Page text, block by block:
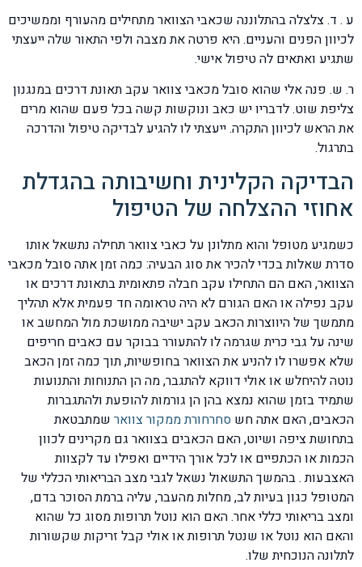
ע . ד. צלצלה בהתלוננה שכאבי הצוואר מתחילים מהעורף וממשיכים
לכיוון הפנים והעניים. היא פרטה את מצבה ולפי התאור שלה ייעצתי
שתגיע ואתאים לה טיפול אישי.
ר. ש. פנה אלי שהוא סובל מכאבי צוואר עקב תאונת דרכים במנגנון
צליפת שוט. לדבריו יש כאב ונוקשות קשה בכל פעם שהוא מרים
את הראש לכיוון התקרה. ייעצתי לו להגיע לבדיקה טיפול והדרכה
בתרגול.
הבדיקה הקלינית וחשיבותה בהגדלת
אחוזי ההצלחה של הטיפול
כשמגיע מטופל והוא מתלונן על כאבי צוואר תחילה נתשאל אותו
סדרת שאלות בכדי להכיר את סוג הבעיה: כמה זמן אתה סובל מכאבי
הצוואר, האם הם התחילו עקב חבלה פתאומית בתאונת דרכים או
עקב נפילה או האם הגורם לא היה טראומה חד פעמית אלא תהליך
מתמשך של היווצרות הכאב עקב ישיבה ממושכת מול המחשב או
שינה על גבי כרית שגרמה לו להתעורר בבוקר עם כאבים חריפים
שלא אפשרו לו להניע את הצוואר בחופשיות, תוך כמה זמן הכאב
נוטה להיחלש או אולי דווקא להתגבר, מה הן התנוחות והתנועות
שתמיד בזמן שהוא נמצא בהן הן גורמות להופעת ולהתגברות
הכאבים, האם אתה חש סחרחורת ממקור צוואר שמתבטאת
בתחושת ציפה ושיוט, האם הכאבים בצוואר גם מקרינים לכוון
הכמות או הכתפיים או לכל אורך הידיים ואפילו עד לקצוות
האצבעות . בהמשך התשאול נשאל לגבי מצב הבריאותי הכללי של
המטופל כגון בעיות לב, מחלות מהעבר, עליה ברמת הסוכר בדם,
ומצב בריאותי כללי אחר. האם הוא נוטל תרופות מסוג כל שהוא
והאם הוא נוטל או שנטל תרופות או אולי קבל זריקות שקשורות
לתלונה הנוכחית שלו.